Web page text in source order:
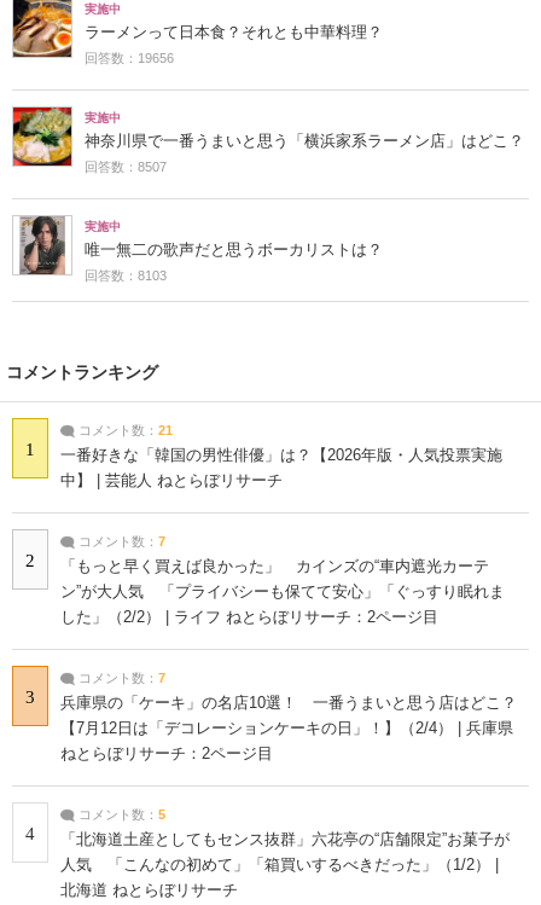
実施中
ラーメンって日本食？それとも中華料理？
回答数：19656
実施中
神奈川県で一番うまいと思う「横浜家系ラーメン店」はどこ？
回答数：8507
実施中
唯一無二の歌声だと思うボーカリストは？
回答数：8103
コメントランキング
1
コメント数： 21
一番好きな「韓国の男性俳優」は？【2026年版・人気投票実施
中】 | 芸能人 ねとらぼリサーチ
2
コメント数： 7
「もっと早く買えば良かった」 カインズの“車内遮光カーテ
ン”が大人気 「プライバシーも保てて安心」「ぐっすり眠れま
した」（2/2） | ライフ ねとらぼリサーチ：2ページ目
3
コメント数： 7
兵庫県の「ケーキ」の名店10選！ 一番うまいと思う店はどこ？
【7月12日は「デコレーションケーキの日」！】（2/4） | 兵庫県
ねとらぼリサーチ：2ページ目
4
コメント数： 5
「北海道土産としてもセンス抜群」六花亭の“店舗限定”お菓子が
人気 「こんなの初めて」「箱買いするべきだった」（1/2） |
北海道 ねとらぼリサーチ